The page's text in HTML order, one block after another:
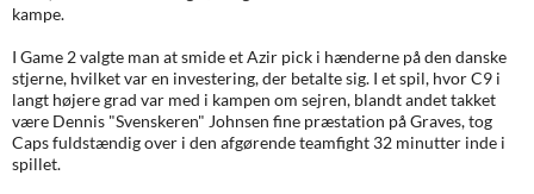
kampe.
I Game 2 valgte man at smide et Azir pick i hænderne på den danske
stjerne, hvilket var en investering, der betalte sig. I et spil, hvor C9 i
langt højere grad var med i kampen om sejren, blandt andet takket
være Dennis "Svenskeren" Johnsen fine præstation på Graves, tog
Caps fuldstændig over i den afgørende teamfight 32 minutter inde i
spillet.